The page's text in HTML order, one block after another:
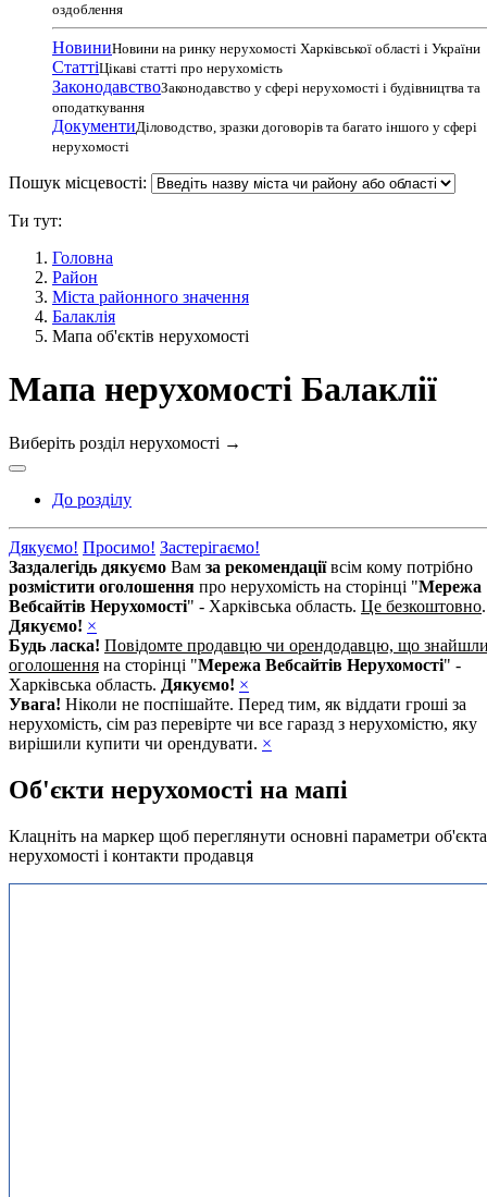
оздоблення
НовиниНовини на ринку нерухомості Харківської області і України
СтаттіЦікаві статті про нерухомість
ЗаконодавствоЗаконодавство у сфері нерухомості і будівництва та
оподаткування
ДокументиДіловодство, зразки договорів та багато іншого у сфері
нерухомості
Пошук місцевості:
Ти тут:
Головна
Район
Міста районного значення
Балаклія
Мапа об'єктів нерухомості
Мапа нерухомості Балаклії
Виберіть розділ нерухомості →
До розділу
Дякуємо! Просимо! Застерігаємо!
Заздалегідь дякуємо Вам за рекомендаціївсім кому потрібно
розмістити оголошення про нерухомість на сторінці "Мережа
Вебсайтів Нерухомості" - Харківська область. Це безкоштовно.
Дякуємо! ×
Будь ласка! Повідомте продавцю чи орендодавцю, що
оголошення на сторінці "Мережа Вебсайтів Нерухомості" -
Харківська область. Дякуємо! ×
Увага! Ніколи не поспішайте. Перед тим, як віддати гроші за
нерухомість, сім раз перевірте чи все гаразд з нерухомістю, яку
вирішили купити чи орендувати. ×
Об'єкти нерухомості на мапі
Клацніть на маркер щоб переглянути основні параметри об'єкта
нерухомості і контакти продавця